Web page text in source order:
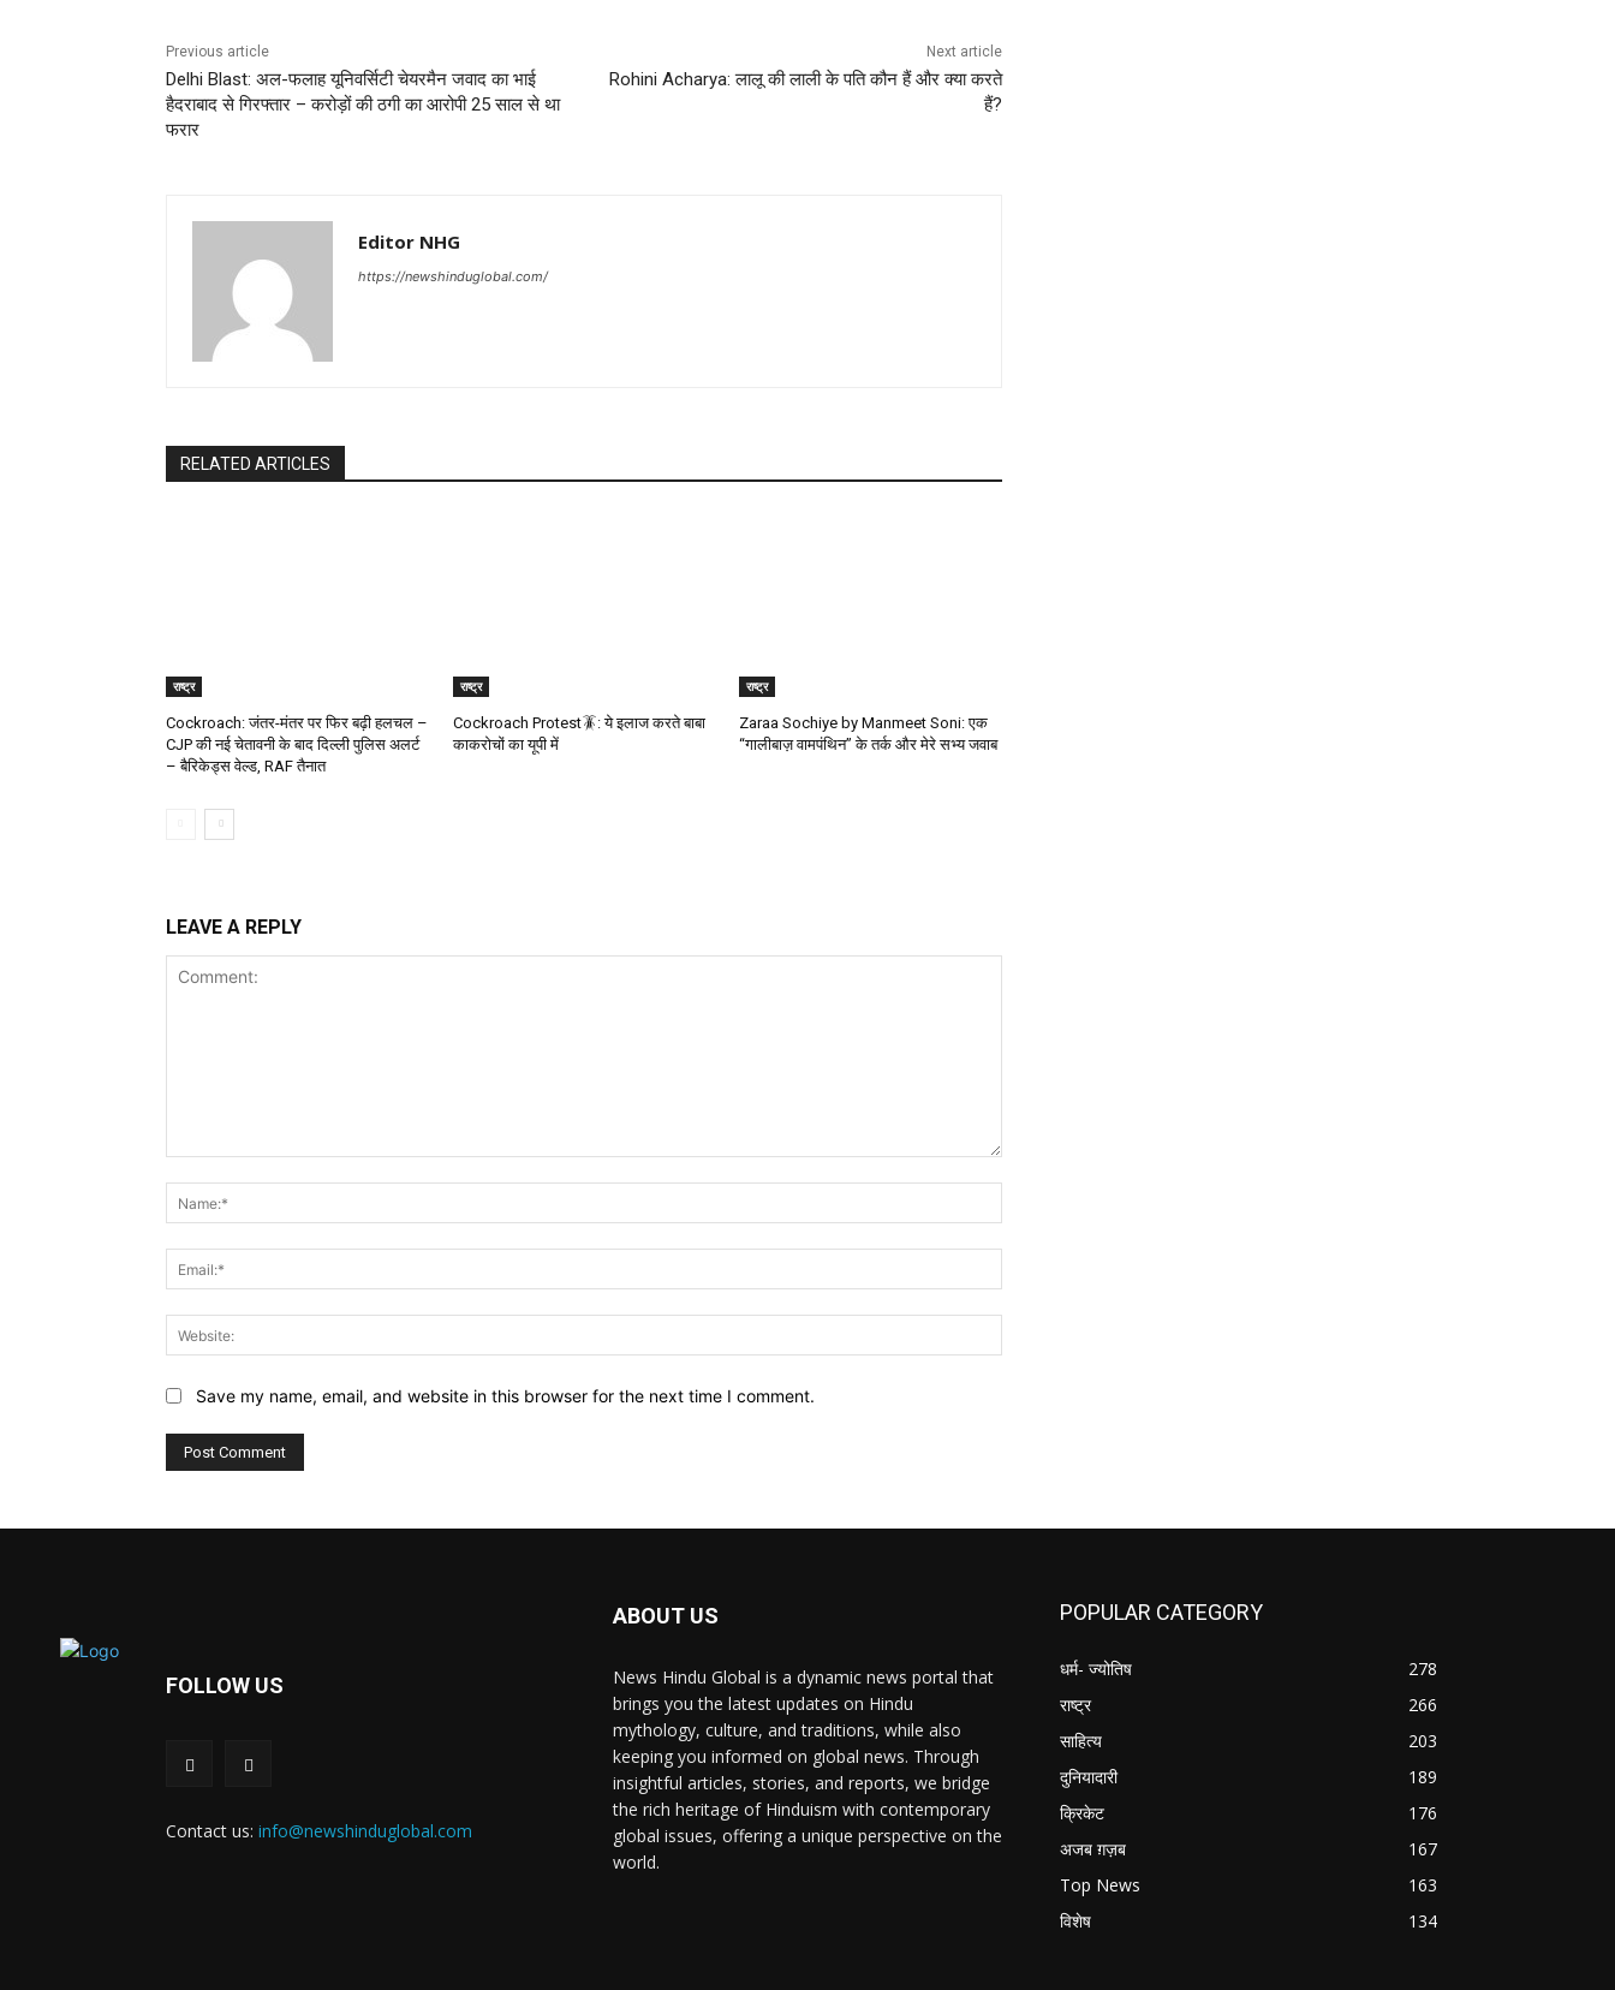
Previous article
Delhi Blast: अल-फलाह यूनिवर्सिटी चेयरमैन जवाद का भाई
हैदराबाद से गिरफ्तार – करोड़ों की ठगी का आरोपी 25 साल से था
फरार
Next article
Rohini Acharya: लालू की लाली के पति कौन हैं और क्या करते
हैं?
Editor NHG
https://newshinduglobal.com/
RELATED ARTICLES
राष्ट्र
Cockroach: जंतर-मंतर पर फिर बढ़ी हलचल –
CJP की नई चेतावनी के बाद दिल्ली पुलिस अलर्ट
– बैरिकेड्स वेल्ड, RAF तैनात
राष्ट्र
Cockroach Protest🪳: ये इलाज करते बाबा
काकरोचों का यूपी में
राष्ट्र
Zaraa Sochiye by Manmeet Soni: एक
“गालीबाज़ वामपंथिन” के तर्क और मेरे सभ्य जवाब
LEAVE A REPLY
Save my name, email, and website in this browser for the next time I comment.
FOLLOW US
Contact us: info@newshinduglobal.com
ABOUT US
News Hindu Global is a dynamic news portal that
brings you the latest updates on Hindu
mythology, culture, and traditions, while also
keeping you informed on global news. Through
insightful articles, stories, and reports, we bridge
the rich heritage of Hinduism with contemporary
global issues, offering a unique perspective on the
world.
POPULAR CATEGORY
धर्म- ज्योतिष
278
राष्ट्र
266
साहित्य
203
दुनियादारी
189
क्रिकेट
176
अजब ग़ज़ब
167
Top News
163
विशेष
134